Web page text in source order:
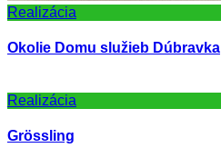
Realizácia
Okolie Domu služieb Dúbravka
Realizácia
Grössling